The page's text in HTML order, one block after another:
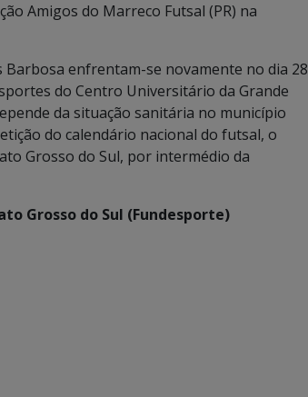
Amigos do Marreco Futsal (PR) na
Barbosa enfrentam-se novamente no dia 28
do Centro Universitário da Grande
da situação sanitária no município
do calendário nacional do futsal, o
Grosso do Sul, por intermédio da
Grosso do Sul (Fundesporte)